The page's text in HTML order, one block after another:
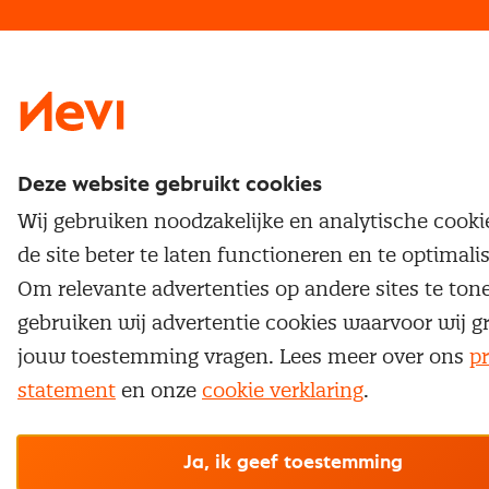
Traineeship
Nevi 2
Deze website gebruikt cookies
Wij gebruiken noodzakelijke en analytische
de site beter te laten functioneren en te
Om relevante advertenties op andere sites te
gebruiken wij advertentie cookies waarvoor wij
jouw toestemming vragen. Lees meer over ons
statement en onze cookie verklaring.
Ja, ik geef toestemming